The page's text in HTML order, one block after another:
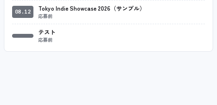
08.12 Tokyo Indie Showcase 2026（サンプル）
応募前
テスト
応募前